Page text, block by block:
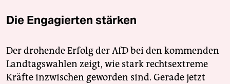
Die Engagierten stärken
Der drohende Erfolg der AfD bei den kommenden
Landtagswahlen zeigt, wie stark rechtsextreme
Kräfte inzwischen geworden sind. Gerade jetzt